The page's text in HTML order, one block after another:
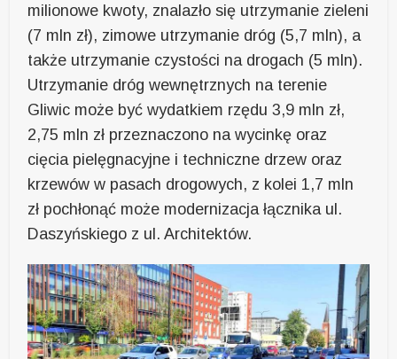
milionowe kwoty, znalazło się utrzymanie zieleni
(7 mln zł), zimowe utrzymanie dróg (5,7 mln), a
także utrzymanie czystości na drogach (5 mln).
Utrzymanie dróg wewnętrznych na terenie
Gliwic może być wydatkiem rzędu 3,9 mln zł,
2,75 mln zł przeznaczono na wycinkę oraz
cięcia pielęgnacyjne i techniczne drzew oraz
krzewów w pasach drogowych, z kolei 1,7 mln
zł pochłonąć może modernizacja łącznika ul.
Daszyńskiego z ul. Architektów.